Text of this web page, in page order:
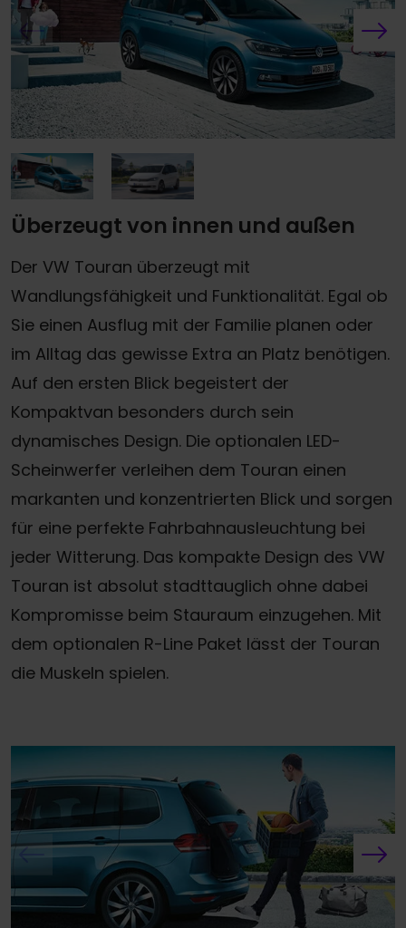
Überzeugt von innen und außen
Der VW Touran überzeugt mit
Wandlungsfähigkeit und Funktionalität. Egal ob
Sie einen Ausflug mit der Familie planen oder
im Alltag das gewisse Extra an Platz benötigen.
Auf den ersten Blick begeistert der
Kompaktvan besonders durch sein
dynamisches Design. Die optionalen LED-
Scheinwerfer verleihen dem Touran einen
markanten und konzentrierten Blick und sorgen
für eine perfekte Fahrbahnausleuchtung bei
jeder Witterung. Das kompakte Design des VW
Touran ist absolut stadttauglich ohne dabei
Kompromisse beim Stauraum einzugehen. Mit
dem optionalen R-Line Paket lässt der Touran
die Muskeln spielen.